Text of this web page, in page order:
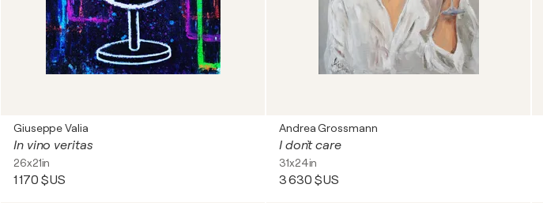
Giuseppe Valia
In vino veritas
26x21in
1 170 $US
Andrea Grossmann
I don`t care
31x24in
3 630 $US